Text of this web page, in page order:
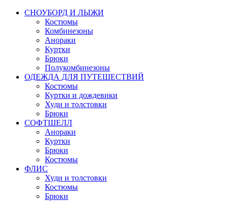
СНОУБОРД И ЛЫЖИ
Костюмы
Комбинезоны
Анораки
Куртки
Брюки
Полукомбинезоны
ОДЕЖДА ДЛЯ ПУТЕШЕСТВИЙ
Костюмы
Куртки и дождевики
Худи и толстовки
Брюки
СОФТШЕЛЛ
Анораки
Куртки
Брюки
Костюмы
ФЛИС
Худи и толстовки
Костюмы
Брюки